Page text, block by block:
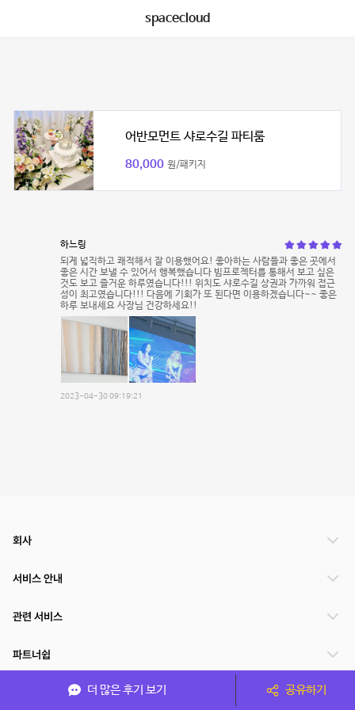
spacecloud
어반모먼트 샤로수길 파티룸
80,000 원/패키지
하느링
되게 넓직하고 쾌적해서 잘 이용했어요! 좋아하는 사람들과 좋은 곳에서
좋은 시간 보낼 수 있어서 행복했습니다 빔프로젝터를 통해서 보고 싶은
것도 보고 즐거운 하루였습니다!!! 위치도 샤로수길 상권과 가까워 접근
성이 최고였습니다!!! 다음에 기회가 또 된다면 이용하겠습니다~~ 좋은
하루 보내세요 사장님 건강하세요!!
2023-04-30 09:19:21
더 많은 후기 보기 공유하기
회사
서비스 안내
관련 서비스
파트너쉽
서비스 제공 국가